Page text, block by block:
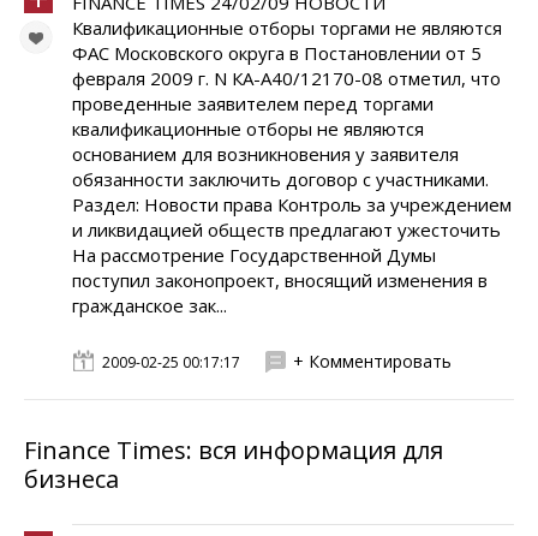
Квалификационные отборы торгами не являются
ФАС Московского округа в Постановлении от 5
февраля 2009 г. N КА-А40/12170-08 отметил, что
проведенные заявителем перед торгами
квалификационные отборы не являются
основанием для возникновения у заявителя
обязанности заключить договор с участниками.
Раздел: Новости права Контроль за учреждением
и ликвидацией обществ предлагают ужесточить
На рассмотрение Государственной Думы
поступил законопроект, вносящий изменения в
гражданское зак...
2009-02-25 00:17:17 + Комментировать
Finance Times: вся информация для
бизнеса